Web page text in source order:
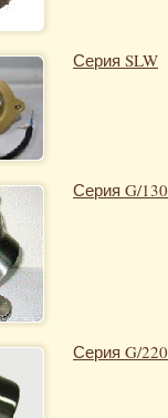
Серия SLW
Серия G/130
Серия G/220